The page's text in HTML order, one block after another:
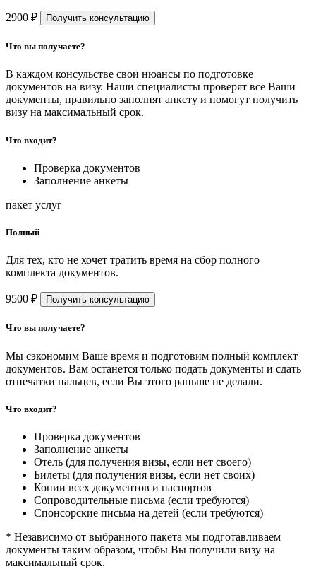
2900 ₽ Получить консультацию
Что вы получаете?
В каждом консульстве свои нюансы по подготовке
документов на визу. Наши специалисты проверят все Ваши
документы, правильно заполнят анкету и помогут получить
визу на максимальный срок.
Что входит?
Проверка документов
Заполнение анкеты
пакет услуг
Полный
Для тех, кто не хочет тратить время на сбор полного
комплекта документов.
9500 ₽ Получить консультацию
Что вы получаете?
Мы сэкономим Ваше время и подготовим полный комплект
документов. Вам останется только подать документы и сдать
отпечатки пальцев, если Вы этого раньше не делали.
Что входит?
Проверка документов
Заполнение анкеты
Отель (для получения визы, если нет своего)
Билеты (для получения визы, если нет своих)
Копии всех документов и паспортов
Сопроводительные письма (если требуются)
Спонсорские письма на детей (если требуются)
* Независимо от выбранного пакета мы подготавливаем
документы таким образом, чтобы Вы получили визу на
максимальный срок.